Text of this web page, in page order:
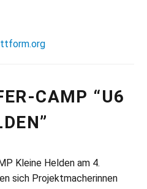
CAMP “U6
Kleine Helden am 4.
sich Projektmacherinnen